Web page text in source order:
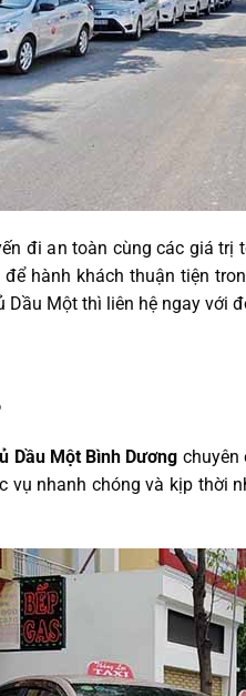
đi an toàn cùng các giá
hành khách thuận tiện
Một thì liên hệ ngay với
Dầu Một Bình Dương chuyên
vụ nhanh chóng và kịp thời